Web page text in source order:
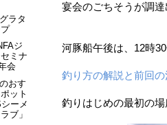
宴会のごちそうが調
河豚船午後は、12時
釣り方の解説と前回
釣りはじめの最初の
ラタ
ジ
ミナ
会
おす
ット
シーメ
ブ」